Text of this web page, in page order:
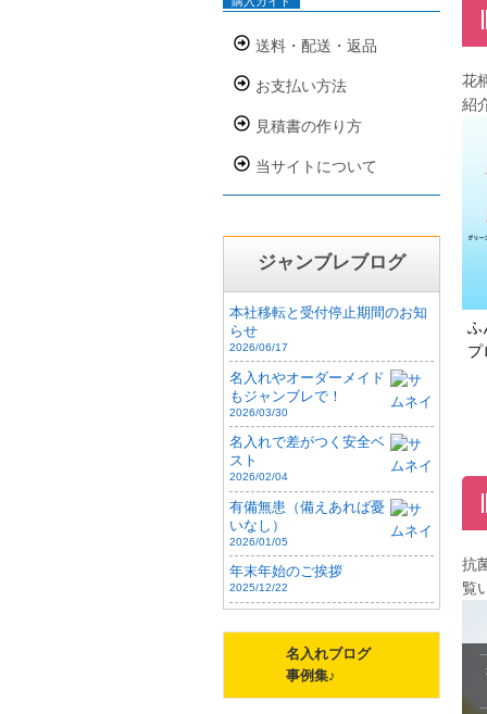
花
紹
ふ
プ
抗
覧
送料・配送・返品
お支払い方法
見積書の作り方
当サイトについて
ジャンブレブログ
本社移転と受付停止期間のお知
らせ
2026/06/17
名入れやオーダーメイド
もジャンブレで！
2026/03/30
名入れで差がつく安全ベ
スト
2026/02/04
有備無患（備えあれば憂
いなし）
2026/01/05
年末年始のご挨拶
2025/12/22
名入れブログ
事例集♪